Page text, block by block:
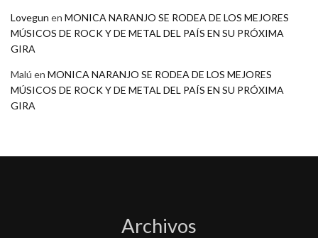
Lovegun en MONICA NARANJO SE RODEA DE LOS MEJORES
MÚSICOS DE ROCK Y DE METAL DEL PAÍS EN SU PRÓXIMA
GIRA
Malú en MONICA NARANJO SE RODEA DE LOS MEJORES
MÚSICOS DE ROCK Y DE METAL DEL PAÍS EN SU PRÓXIMA
GIRA
Archivos